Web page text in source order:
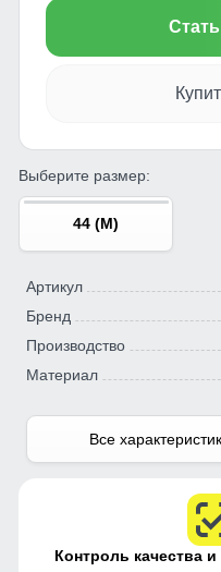
Выберите размер:
44 (M)
Артикул
Бренд
Производство
Материал
Все
Контроль качества